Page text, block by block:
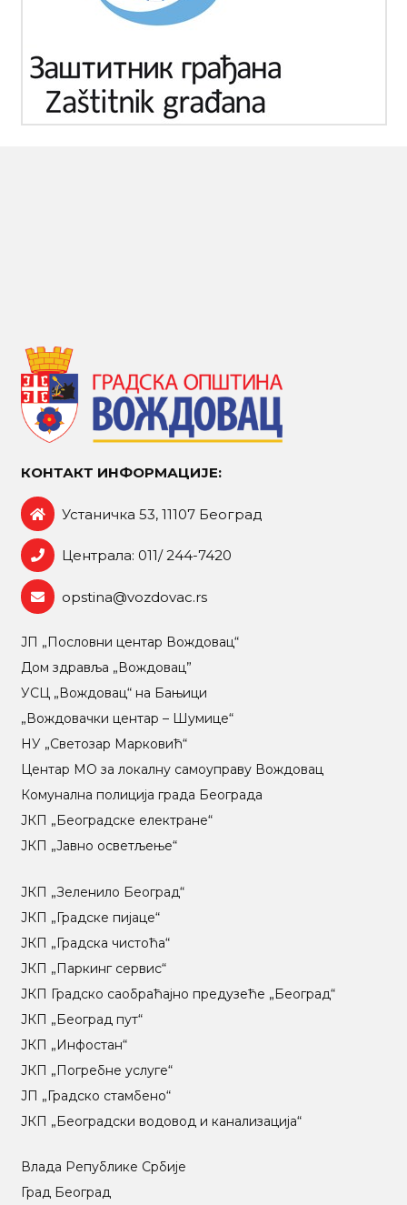
КОНТАКТ ИНФОРМАЦИЈЕ:
Устаничка 53, 11107 Београд
Централа: 011/ 244-7420
opstina@vozdovac.rs
ЈП „Пословни центар Вождовац“
Дом здравља „Вождовац”
УСЦ „Вождовац“ на Бањици
„Вождовачки центар – Шумице“
НУ „Светозар Марковић“
Центар МO за локалну самоуправу Вождовац
Комунална полиција града Београда
ЈКП „Београдске електране“
ЈКП „Јавно осветљење“
ЈКП „Зеленило Београд“
ЈКП „Градске пијаце“
ЈКП „Градска чистоћа“
ЈКП „Паркинг сервис“
ЈКП Градско саобраћајно предузеће „Београд“
ЈКП „Београд пут“
ЈКП „Инфостан“
ЈКП „Погребне услуге“
ЈП „Градско стамбено“
ЈКП „Београдски водовод и канализација“
Влада Републике Србије
Град Београд